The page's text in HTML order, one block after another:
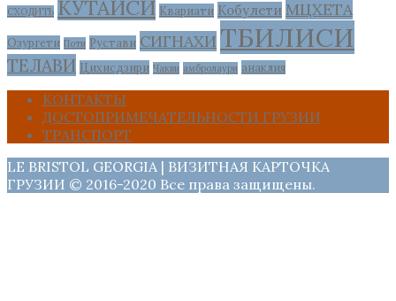
СХОДИТЬ КУТАИСИ Квариати Кобулети МЦХЕТА
Озургети Поти Рустави СИГНАХИ ТБИЛИСИ
ТЕЛАВИ Цихисдзири Чакви амбролаури анаклия
КОНТАКТЫ
ДОСТОПРИМЕЧАТЕЛЬНОСТИ ГРУЗИИ
ТРАНСПОРТ
LE BRISTOL GEORGIA | ВИЗИТНАЯ КАРТОЧКА
ГРУЗИИ © 2016-2020 Все права защищены.